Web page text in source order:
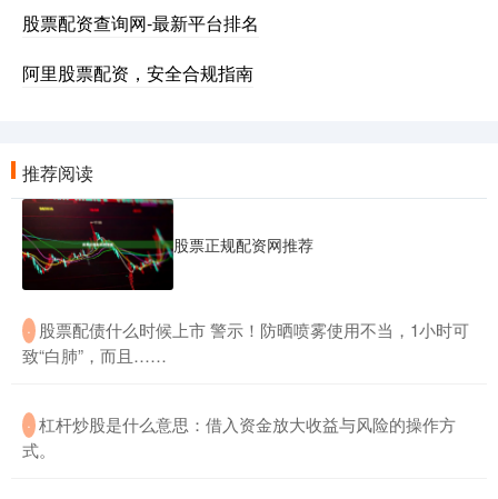
股票配资查询网-最新平台排名
阿里股票配资，安全合规指南
推荐阅读
股票正规配资网推荐
· ​股票配债什么时候上市 警示！防晒喷雾使用不当，1小时可
致“白肺”，而且……
· ​杠杆炒股是什么意思：借入资金放大收益与风险的操作方
式。